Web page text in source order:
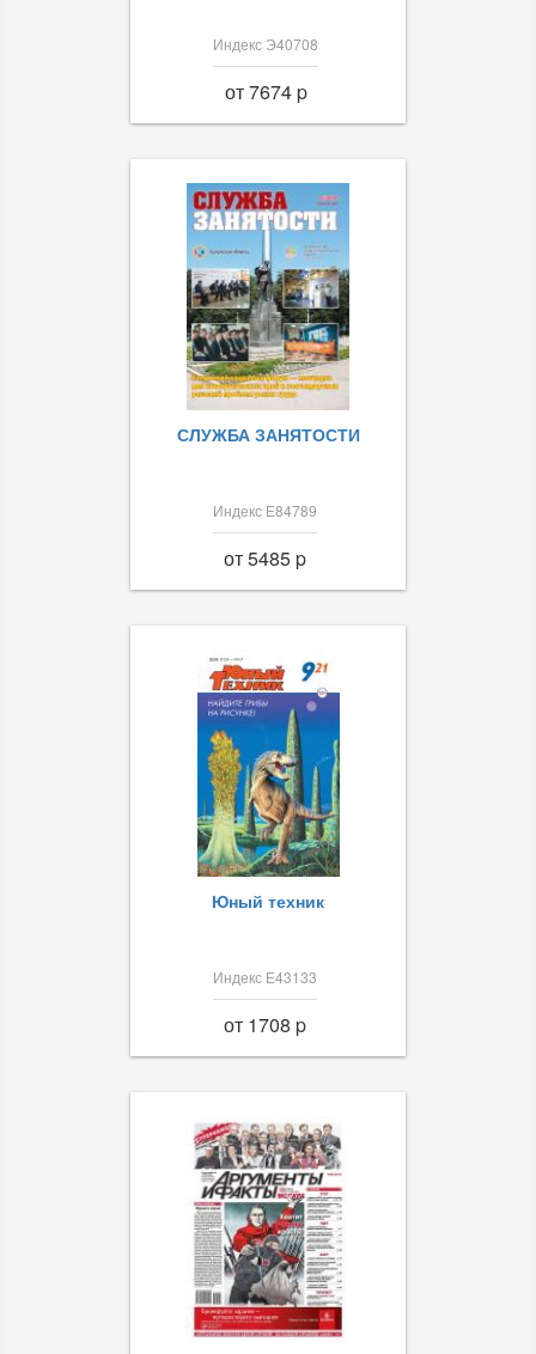
Индекс Э40708
от 7674 p
СЛУЖБА ЗАНЯТОСТИ
Индекс Е84789
от 5485 p
Юный техник
Индекс Е43133
от 1708 p